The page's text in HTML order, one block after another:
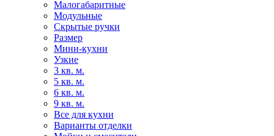
Малогабаритные
Модульные
Скрытые ручки
Размер
Мини-кухни
Узкие
3 кв. м.
5 кв. м.
6 кв. м.
9 кв. м.
Все для кухни
Варианты отделки